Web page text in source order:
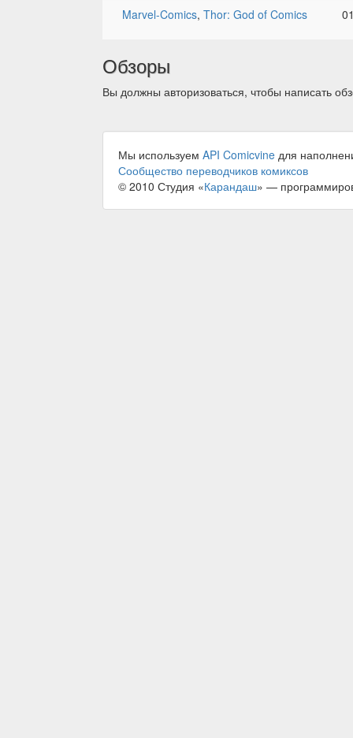
Marvel-Comics, Thor: God of Comics
Обзоры
Вы должны авторизоваться, чтобы написать
Мы используем API Comicvine для
Сообщество переводчиков комиксов
© 2010 Студия «Карандаш» —